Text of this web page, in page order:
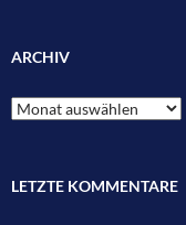
ARCHIV
Archiv
LETZTE KOMMENTARE